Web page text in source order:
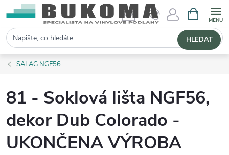
Hledat HLEDAT
SALAG NGF56
81 - Soklová lišta NGF56,
dekor Dub Colorado -
UKONČENA VÝROBA